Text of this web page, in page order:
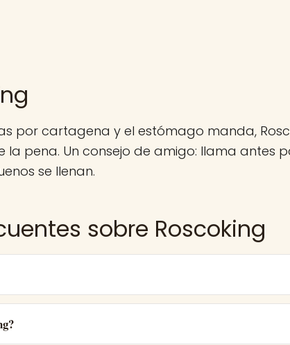
por cartagena y el estómago manda,
pena. Un consejo de amigo: llama antes
se llenan.
sobre Roscoking